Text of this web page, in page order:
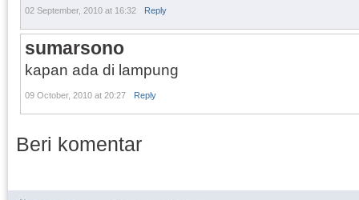
02 September, 2010 at 16:32 Reply
sumarsono
kapan ada di lampung
09 October, 2010 at 20:27 Reply
Beri komentar